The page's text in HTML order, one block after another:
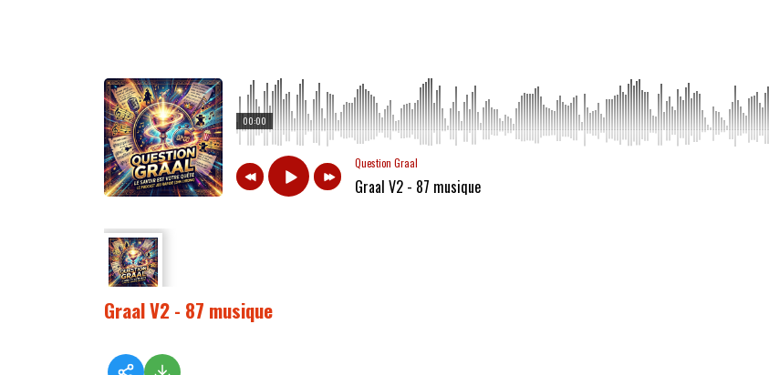
00:00
Question Graal
Graal V2 - 87 musique
Graal V2 - 87 musique